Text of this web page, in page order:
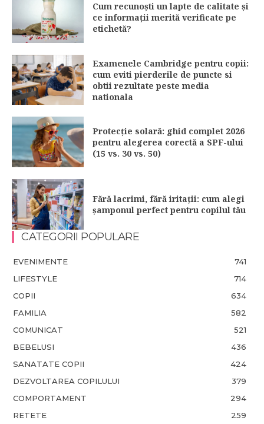
Cum recunoști un lapte de calitate și
ce informații merită verificate pe
etichetă?
Examenele Cambridge pentru copii:
cum eviti pierderile de puncte si
obtii rezultate peste media
nationala
Protecție solară: ghid complet 2026
pentru alegerea corectă a SPF-ului
(15 vs. 30 vs. 50)
Fără lacrimi, fără iritații: cum alegi
șamponul perfect pentru copilul tău
CATEGORII POPULARE
EVENIMENTE
741
LIFESTYLE
714
COPII
634
FAMILIA
582
COMUNICAT
521
BEBELUSI
436
SANATATE COPII
424
DEZVOLTAREA COPILULUI
379
COMPORTAMENT
294
RETETE
259